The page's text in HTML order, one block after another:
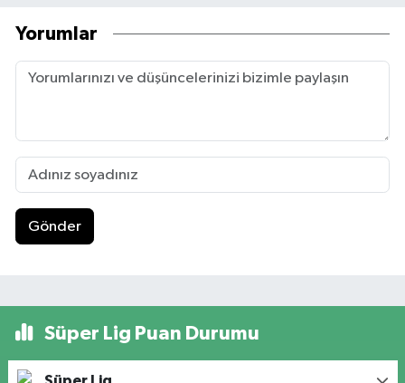
Yorumlar
Gönder
Süper Lig Puan Durumu